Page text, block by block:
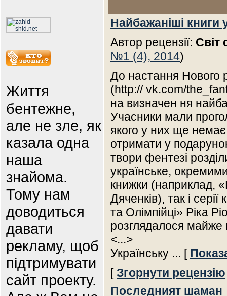
Життя
бентежне,
але не зле, як
казала одна
наша
знайома.
Тому нам
доводиться
давати
рекламу, щоб
підтримувати
сайт проекту.
Найбажаніші книги
Автор рецензії: Світ
№1 (4), 2014)
До настання Нового
(http:// vk.com/
на визначен ня
Учасники мали
якого у них ще
отримати у
твори фентезі
українське,
книжки (наприклад,
Дяченків), так і
та Олімпійці» Ріка
розглядалося майже
<...>
Українську ... [
[Згорнути рецензію
Последният шаман